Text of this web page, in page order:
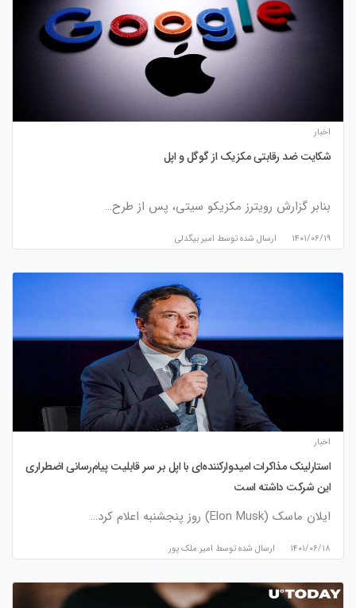
اخبار
شکایت ضد رقابتی مکزیک از گوگل و اپل
بنابر گزارش رویترز مکزیکو سیتی، پس از طرح…
۱۴۰۱/۰۶/۱۹ ارسال شده توسط امیر بیگدلی
اخبار
استارلینک مذاکرات امیدوارکننده‌ای با اپل بر سر قابلیت پیام‌رسانی اضطراری
این شرکت داشته است
ایلان ماسک (Elon Musk) روز پنجشنبه اعلام کرد…
۱۴۰۱/۰۶/۱۸ ارسال شده توسط امیر ملک پور